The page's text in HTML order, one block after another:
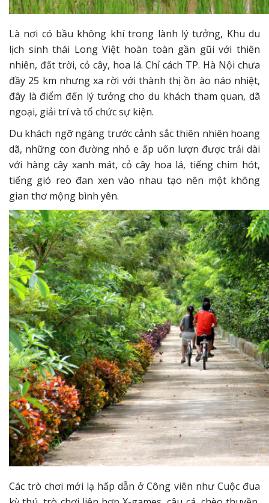
Là nơi có bầu không khí trong lành lý tưởng, Khu du
lịch sinh thái Long Việt hoàn toàn gần gũi với thiên
nhiên, đất trời, cỏ cây, hoa lá. Chỉ cách TP. Hà Nội chưa
đầy 25 km nhưng xa rời với thành thị ồn ào náo nhiệt,
đây là điểm đến lý tưởng cho du khách tham quan, dã
ngoại, giải trí và tổ chức sự kiện.
Du khách ngỡ ngàng trước cảnh sắc thiên nhiên hoang
dã, những con đường nhỏ e ấp uốn lượn được trải dài
với hàng cây xanh mát, cỏ cây hoa lá, tiếng chim hót,
tiếng gió reo đan xen vào nhau tạo nên một không
gian thơ mộng bình yên.
Các trò chơi mới lạ hấp dẫn ở Công viên như Cuộc đua